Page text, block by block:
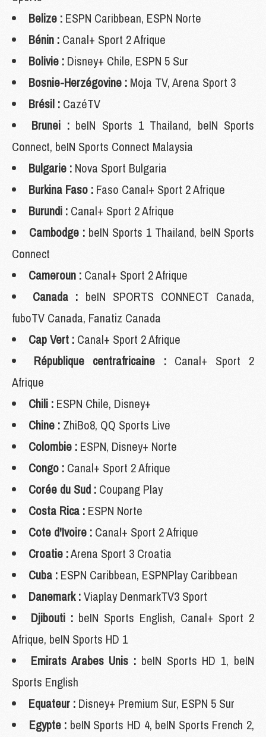
Belize : ESPN Caribbean, ESPN Norte
Bénin : Canal+ Sport 2 Afrique
Bolivie : Disney+ Chile, ESPN 5 Sur
Bosnie-Herzégovine : Moja TV, Arena Sport 3
Brésil : CazéTV
Brunei : beIN Sports 1 Thailand, beIN Sports
Connect, beIN Sports Connect Malaysia
Bulgarie : Nova Sport Bulgaria
Burkina Faso : Faso Canal+ Sport 2 Afrique
Burundi : Canal+ Sport 2 Afrique
Cambodge : beIN Sports 1 Thailand, beIN Sports
Connect
Cameroun : Canal+ Sport 2 Afrique
Canada : beIN SPORTS CONNECT Canada,
fuboTV Canada, Fanatiz Canada
Cap Vert : Canal+ Sport 2 Afrique
République centrafricaine :Canal+ Sport 2
Afrique
Chili : ESPN Chile, Disney+
Chine : ZhiBo8, QQ Sports Live
Colombie : ESPN, Disney+ Norte
Congo : Canal+ Sport 2 Afrique
Corée du Sud : Coupang Play
Costa Rica : ESPN Norte
Cote d'Ivoire : Canal+ Sport 2 Afrique
Croatie :Arena Sport 3 Croatia
Cuba : ESPN Caribbean, ESPNPlay Caribbean
Danemark :Viaplay DenmarkTV3 Sport
Djibouti : beIN Sports English, Canal+ Sport 2
Afrique, beIN Sports HD 1
Emirats Arabes Unis : beIN Sports HD 1, beIN
Sports English
Equateur : Disney+ Premium Sur, ESPN 5 Sur
Egypte : beIN Sports HD 4, beIN Sports French 2,